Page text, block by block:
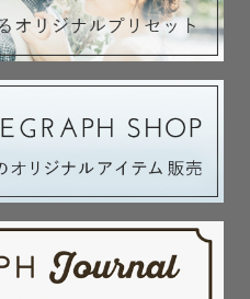
リス、現在は関東に7年住ん
国行ったことがあります🌎
しみやすさを活かして、
ままのゲスト様のカタチを